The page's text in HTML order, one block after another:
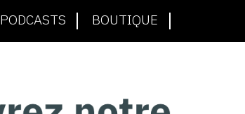
PODCASTS BOUTIQUE